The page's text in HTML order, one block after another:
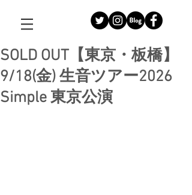
SOLD OUT【東京・板橋】
9/18(金) 生音ツアー2026
Simple 東京公演